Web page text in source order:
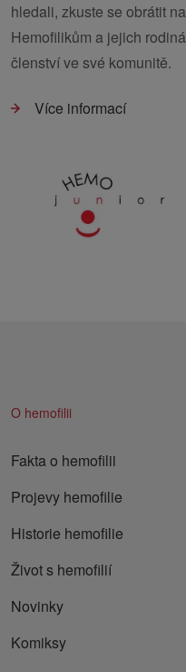
hledali, zkuste se obrátit
Hemofilikům a jejich
členství ve své komunitě.
Více informací
O hemofilii
Fakta o hemofilii
Projevy hemofilie
Historie hemofilie
Život s hemofilií
Novinky
Komiksy